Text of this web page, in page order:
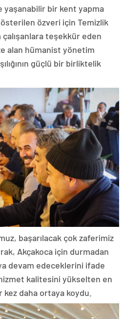
yaşanabilir bir kent yapma
özveri için Temizlik
teşekkür eden
alan hümanist yönetim
güçlü bir birliktelik
başarılacak çok zaferimiz
Akçakoca için durmadan
devam edeceklerini ifade
kalitesini yükselten en
daha ortaya koydu.